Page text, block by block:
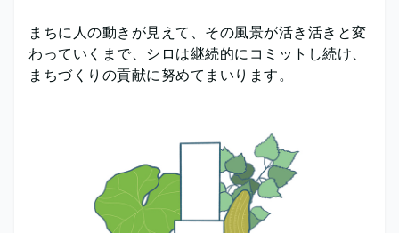
まちに人の動きが見えて、その風景が活き活きと変
わっていくまで、シロは継続的にコミットし続け、
まちづくりの貢献に努めてまいります。